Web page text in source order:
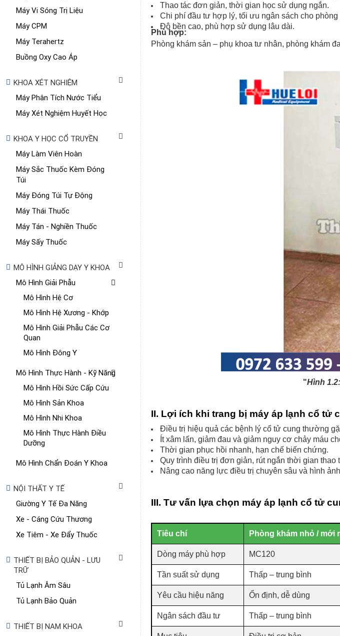
Máy Vi Sóng Trị Liệu
Máy CPM
Máy Terahertz
Buồng Oxy Cao Áp
KHOA XÉT NGHIỆM
Máy Phân Tích Nước Tiểu
Máy Xét Nghiệm Huyết Học
KHOA Y HỌC CỔ TRUYỀN
Máy Làm Viên Hoàn
Máy Sắc Thuốc Kèm Đóng
Túi
Máy Đóng Túi Tự Động
Máy Thái Thuốc
Máy Tán - Nghiền Thuốc
Máy Sấy Thuốc
MÔ HÌNH GIẢNG DẠY Y KHOA
Mô Hình Giải Phẫu
Mô Hình Hệ Cơ
Mô Hình Hệ Xương - Khớp
Mô Hình Giải Phẫu Các Cơ
Quan
Mô Hình Đông Y
Mô Hình Thực Hành - Kỹ Năng
Mô Hình Hồi Sức Cấp Cứu
Mô Hình Sản Khoa
Mô Hình Nhi Khoa
Mô Hình Thực Hành Điều
Dưỡng
Mô Hình Chẩn Đoán Y Khoa
NỘI THẤT Y TẾ
Giường Y Tế Đa Năng
Xe - Cáng Cứu Thương
Xe Tiêm - Xe Đẩy Thuốc
THIẾT BỊ BẢO QUẢN - LƯU
TRỮ
Tủ Lạnh Âm Sâu
Tủ Lạnh Bảo Quản
THIẾT BỊ NAM KHOA
Thao tác đơn giản, thời gian học sử dụng ngắn.
Chi phí đầu tư hợp lý, tối ưu ngân sách cho phòng
Độ bền cao, phù hợp sử dụng lâu dài.
Phù hợp:
Phòng khám sản – phụ khoa tư nhân, phòng khám
"Hình
II. Lợi ích khi trang bị máy áp lạnh cổ tử
Điều trị hiệu quả các bệnh lý cổ tử cung thường
Ít xâm lấn, giảm đau và giảm nguy cơ chảy máu
Thời gian phục hồi nhanh, hạn chế biến chứng.
Quy trình điều trị đơn giản, rút ngắn thời gian thao
Nâng cao năng lực điều trị chuyên sâu và hình
III. Tư vấn lựa chọn máy áp lạnh cổ tử
Tiêu chí Phòng khám nhỏ / mới
Dòng máy phù hợp MC120
Tần suất sử dụng Thấp – trung bình
Yêu cầu hiệu năng Ổn định, dễ dùng
Ngân sách đầu tư Thấp – trung bình